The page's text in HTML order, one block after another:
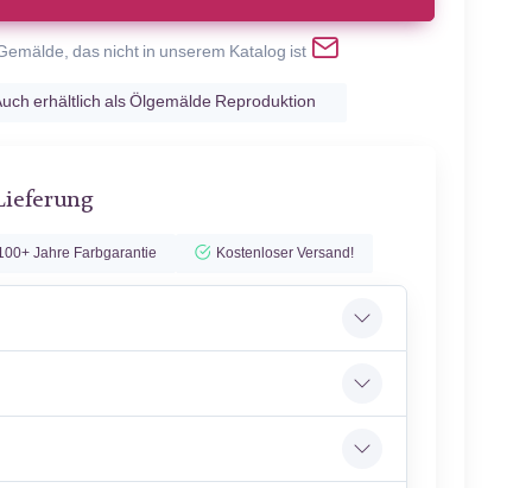
das nicht in unserem Katalog ist
erhältlich als Ölgemälde Reproduktion
Jahre Farbgarantie Kostenloser Versand!